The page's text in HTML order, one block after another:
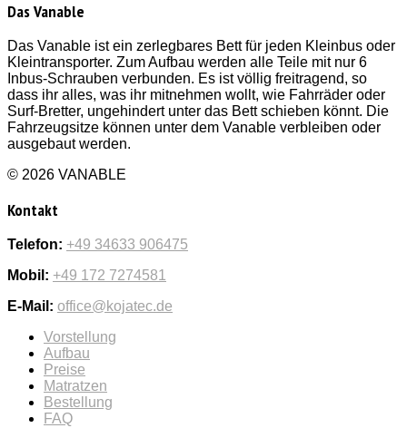
Das Vanable
Das Vanable ist ein zerlegbares Bett für jeden Kleinbus oder
Kleintransporter. Zum Aufbau werden alle Teile mit nur 6
Inbus-Schrauben verbunden. Es ist völlig freitragend, so
dass ihr alles, was ihr mitnehmen wollt, wie Fahrräder oder
Surf-Bretter, ungehindert unter das Bett schieben könnt. Die
Fahrzeugsitze können unter dem Vanable verbleiben oder
ausgebaut werden.
© 2026 VANABLE
Kontakt
Telefon: +49 34633 906475
Mobil: +49 172 7274581
E-Mail: office@kojatec.de
Vorstellung
Aufbau
Preise
Matratzen
Bestellung
FAQ